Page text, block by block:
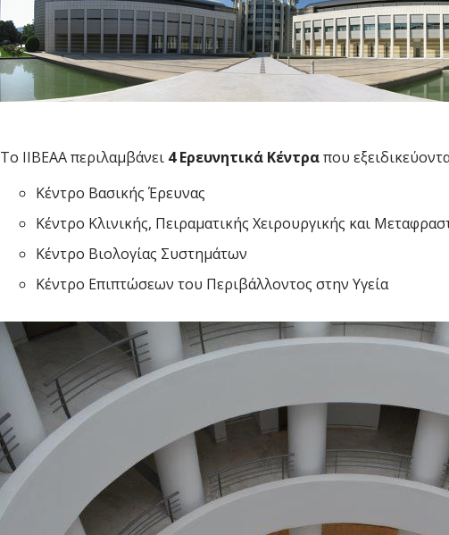
Tο ΙΙΒΕΑΑ περιλαμβάνει 4 Ερευνητικά Κέντραπου
Κέντρο Βασικής Έρευνας
Κέντρο Κλινικής, Πειραματικής Χειρουργικής και
Κέντρο Βιολογίας Συστημάτων
Κέντρο Επιπτώσεων του Περιβάλλοντος στην Υγεία